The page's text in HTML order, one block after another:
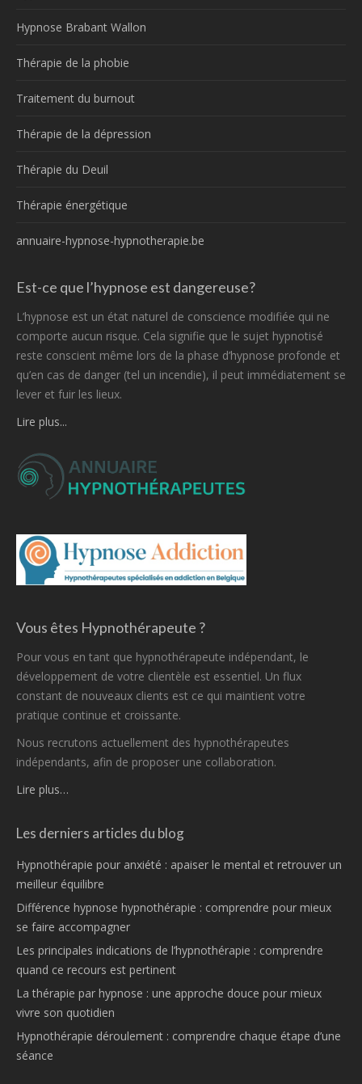
Hypnose Brabant Wallon
Thérapie de la phobie
Traitement du burnout
Thérapie de la dépression
Thérapie du Deuil
Thérapie énergétique
annuaire-hypnose-hypnotherapie.be
Est-ce que l’hypnose est dangereuse?
L’hypnose est un état naturel de conscience modifiée qui ne
comporte aucun risque. Cela signifie que le sujet hypnotisé
reste conscient même lors de la phase d’hypnose profonde et
qu’en cas de danger (tel un incendie), il peut immédiatement se
lever et fuir les lieux.
Lire plus...
Vous êtes Hypnothérapeute ?
Pour vous en tant que hypnothérapeute indépendant, le
développement de votre clientèle est essentiel. Un flux
constant de nouveaux clients est ce qui maintient votre
pratique continue et croissante.
Nous recrutons actuellement des hypnothérapeutes
indépendants, afin de proposer une collaboration.
Lire plus…
Les derniers articles du blog
Hypnothérapie pour anxiété : apaiser le mental et retrouver un
meilleur équilibre
Différence hypnose hypnothérapie : comprendre pour mieux
se faire accompagner
Les principales indications de l’hypnothérapie : comprendre
quand ce recours est pertinent
La thérapie par hypnose : une approche douce pour mieux
vivre son quotidien
Hypnothérapie déroulement : comprendre chaque étape d’une
séance